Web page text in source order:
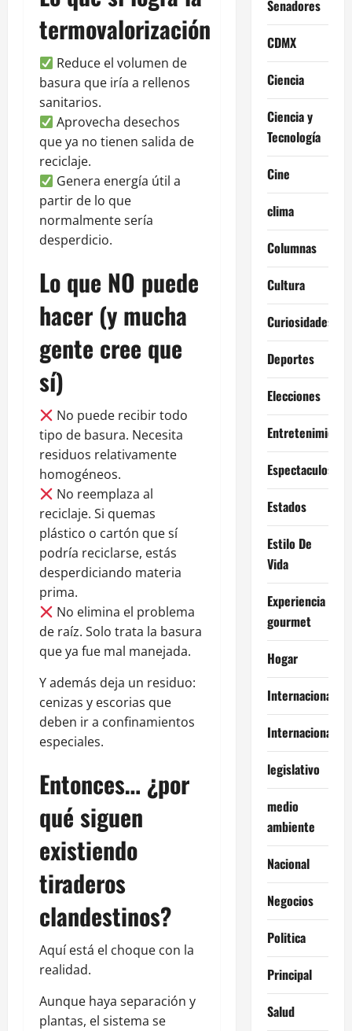
termovalorización
Reduce el volumen de
basura que iría a rellenos
sanitarios.
Aprovecha desechos
que ya no tienen salida de
reciclaje.
Genera energía útil a
partir de lo que
normalmente sería
desperdicio.
Lo que NO puede
hacer (y mucha
gente cree que
sí)
No puede recibir todo
tipo de basura. Necesita
residuos relativamente
homogéneos.
No reemplaza al
reciclaje. Si quemas
plástico o cartón que sí
podría reciclarse, estás
desperdiciando materia
prima.
No elimina el problema
de raíz. Solo trata la basura
que ya fue mal manejada.
Y además deja un residuo:
cenizas y escorias que
deben ir a confinamientos
especiales.
Entonces… ¿por
qué siguen
existiendo
tiraderos
clandestinos?
Aquí está el choque con la
realidad.
Aunque haya separación y
plantas, el sistema se
Senadores
CDMX
Ciencia
Ciencia y
Tecnología
Cine
clima
Columnas
Cultura
Curiosidades
Deportes
Elecciones
Entretenimiento
Espectaculos
Estados
Estilo De
Vida
Experiencia
gourmet
Hogar
Internacional
Internacionales
legislativo
medio
ambiente
Nacional
Negocios
Politica
Principal
Salud